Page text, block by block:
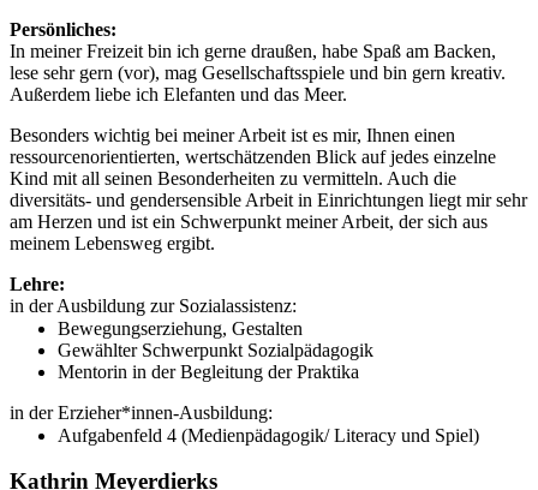
Persönliches:
In meiner Freizeit bin ich gerne draußen, habe Spaß am Backen,
lese sehr gern (vor), mag Gesellschaftsspiele und bin gern kreativ.
Außerdem liebe ich Elefanten und das Meer.
Besonders wichtig bei meiner Arbeit ist es mir, Ihnen einen
ressourcenorientierten, wertschätzenden Blick auf jedes einzelne
Kind mit all seinen Besonderheiten zu vermitteln. Auch die
diversitäts- und gendersensible Arbeit in Einrichtungen liegt mir sehr
am Herzen und ist ein Schwerpunkt meiner Arbeit, der sich aus
meinem Lebensweg ergibt.
Lehre:
in der Ausbildung zur Sozialassistenz:
Bewegungserziehung, Gestalten
Gewählter Schwerpunkt Sozialpädagogik
Mentorin in der Begleitung der Praktika
in der Erzieher*innen-Ausbildung:
Aufgabenfeld 4 (Medienpädagogik/ Literacy und Spiel)
Kathrin Meyerdierks